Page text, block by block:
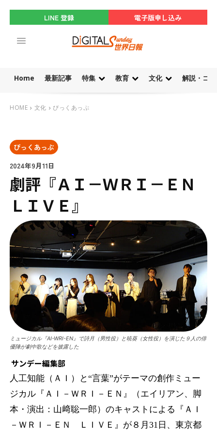
LINE 登録 電子版申し込み
Home 最新記事 特集 教育 文化 解説・コ
HOME 文化 ぴっくあっぷ
ぴっくあっぷ
2024年9月11日
劇評『ＡＩ－ＷＲＩ－ＥＮ
ＬＩＶＥ』
ミュージカル『AI-WRI-EN』で詩月（男性役）と暁葵（女性役）を演じた９人の俳
優陣が劇中歌などを披露した
サンデー編集部
人工知能（ＡＩ）と“言葉”がテーマの創作ミュー
ジカル『ＡＩ－ＷＲＩ－ＥＮ』（エイリアン、脚
本・演出：山﨑聡一郎）のキャストによる『ＡＩ
－ＷＲＩ－ＥＮ ＬＩＶＥ』が８月31日、東京都